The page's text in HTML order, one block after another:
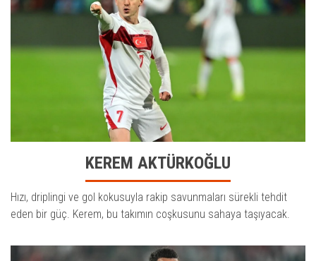
KEREM AKTÜRKOĞLU
Hızı, driplingi ve gol kokusuyla rakip savunmaları sürekli tehdit
eden bir güç. Kerem, bu takımın coşkusunu sahaya taşıyacak.